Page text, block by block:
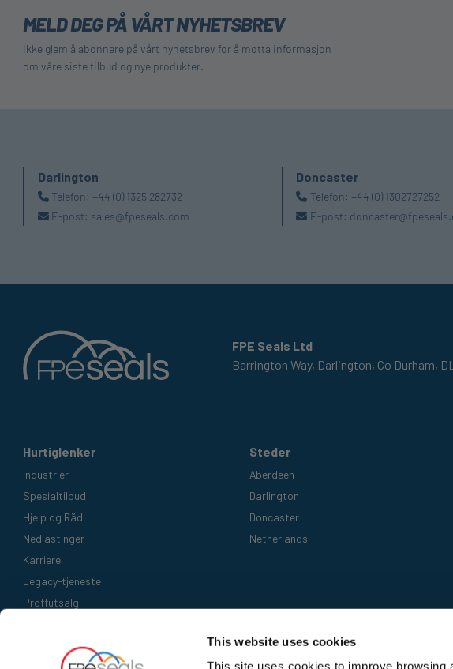
This website uses cookies
This site uses cookies to improve
MELD DEG PÅ VÅRT NYHETSBREV
Ikke glem å abonnere på vårt nyhetsbrev for å motta informasjon
om våre siste tilbud og nye produkter.
Darlington
Telefon: +44 (0) 1325 282732
E-post: sales@fpeseals.com
Doncaster
Telefon: +44 (0) 1302727252
E-post:
FPE Seals Ltd
Barrington Way, Darlington, Co Durham,
Hurtiglenker
Industrier
Spesialtilbud
Hjelp og Råd
Nedlastinger
Karriere
Legacy-tjeneste
Proffutsalg
Steder
Aberdeen
Darlington
Doncaster
Netherlands